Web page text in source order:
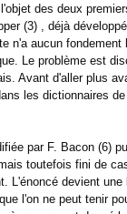
des deux
(3) , déjà
n'a aucun
Le problème est
Avant d'aller plus
les dictionnaires
par F. Bacon (6)
toutefois fini de
L'énoncé devient
l'on ne peut tenir